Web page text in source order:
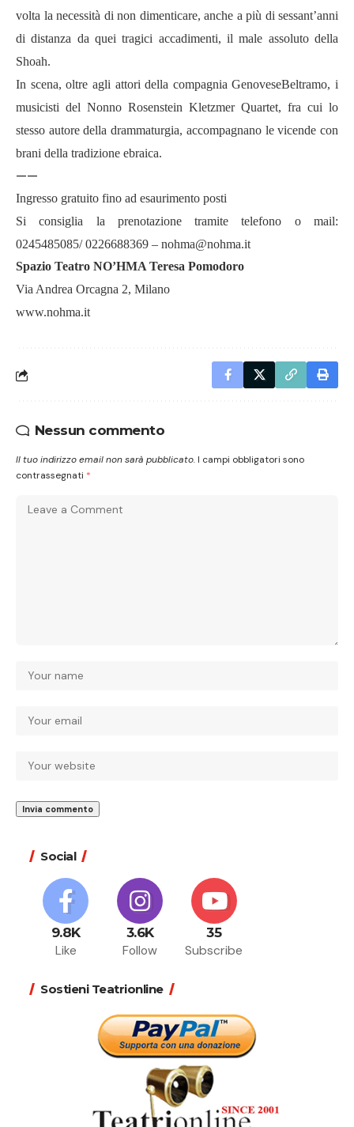
volta la necessità di non dimenticare, anche a più di sessant’anni
di distanza da quei tragici accadimenti, il male assoluto della
Shoah.
In scena, oltre agli attori della compagnia GenoveseBeltramo, i
musicisti del Nonno Rosenstein Kletzmer Quartet, fra cui lo
stesso autore della drammaturgia, accompagnano le vicende con
brani della tradizione ebraica.
——
Ingresso gratuito fino ad esaurimento posti
Si consiglia la prenotazione tramite telefono o mail:
0245485085/ 0226688369 – nohma@nohma.it
Spazio Teatro NO’HMA Teresa Pomodoro
Via Andrea Orcagna 2, Milano
www.nohma.it
Nessun commento
Il tuo indirizzo email non sarà pubblicato. I campi obbligatori sono
contrassegnati *
Social
9.8K
Like
3.6K
Follow
35
Subscribe
Sostieni Teatrionline